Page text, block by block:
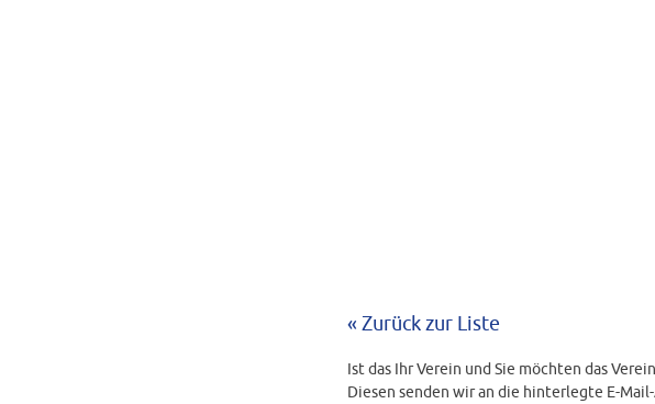
« Zurück zur Liste
Ist das Ihr Verein und Sie möchten das
Diesen senden wir an die hinterlegte E-Mail-